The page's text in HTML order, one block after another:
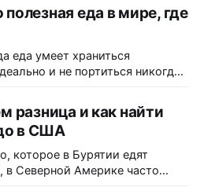
еда в мире, где
еда умеет храниться
и не портиться никогда.
ультраобработанной
лапшой быстрого
котлетами с составом на
разница и как найти
в США
которое в Бурятии едят
в Северной Америке часто